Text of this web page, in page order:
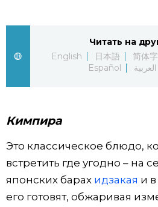
Культура
Жизнь
Технологии
От редакции
Читать на
English
日本語 简体字
Español
العربية
Кимпира
Это классическое блюдо,
встретить где угодно – на
японских барах идзакая и
его готовят, обжаривая